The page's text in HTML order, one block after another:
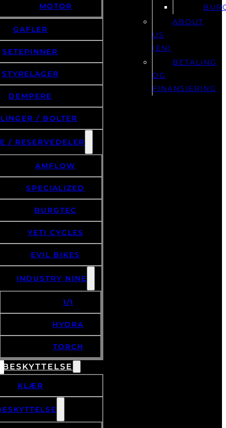
MOTOR
GAFLER
SETEPINNER
STYRELAGER
DEMPERE
/ BOLTER
/ RESERVEDELER
AMFLOW
SPECIALIZED
BURGTEC
YETI CYCLES
EVIL BIKES
INDUSTRY NINE
1/1
HYDRA
TORCH
KLÆR
ABOUT
US
(EN)
BETALING
OG
FINANSIERING